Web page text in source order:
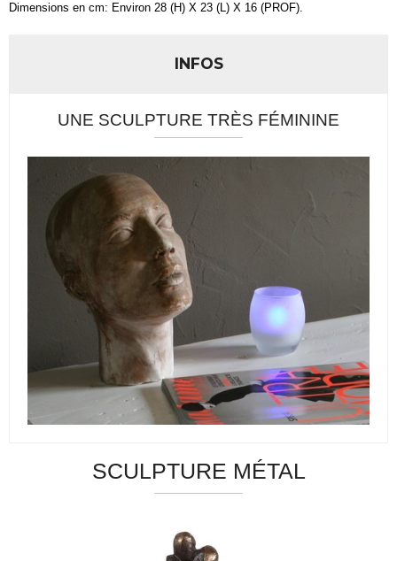
Dimensions en cm: Environ 28 (H) X 23 (L) X 16 (PROF).
INFOS
UNE SCULPTURE TRÈS FÉMININE
SCULPTURE MÉTAL